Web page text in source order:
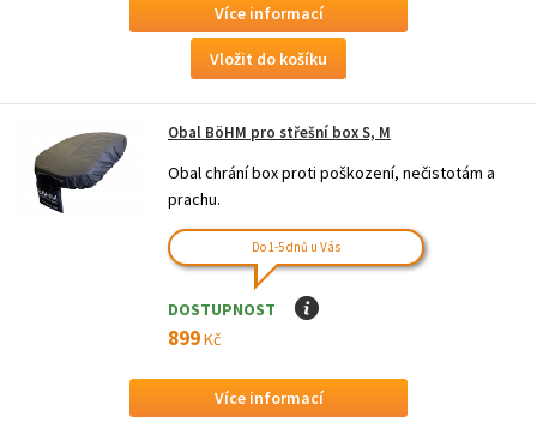
Více informací
Obal BöHM pro střešní box S, M
Obal chrání box proti poškození, nečistotám a
prachu.
Do 1-5 dnů u Vás
DOSTUPNOST I
899Kč
Více informací